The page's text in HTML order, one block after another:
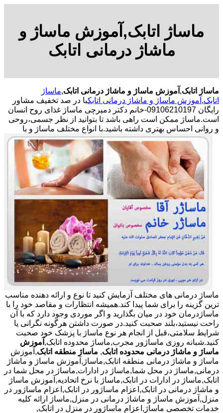
ماساژ اتابک,آموزش ماساژ و
ماشاژ درمانی اتابک
ماساژ اتابک, آموزش ماساژ و ماشاژ درمانی اتابک,ماساژ
اتابک, آموزش ماساژ و ماشاژ درمانی اتابکبا در صد تخفیف مشاور
رایگان 09106210197-خانم دکتر دمیرچی ماساژ غذای روح انسان
است.ماساژ ممکن است راهی باشد تا بتوانید از نظر جسمی،روحی
و روانی احساس بهتری داشته باشید.با انواع مختلف ماساژ و با
ماساژ درمانی های مختلف آزمایش کنید تا نوع و ارائه دهنده مناسب
ترین گزینه را برای شما پیدا کند.همیشه انتظارات و مقاصد خود را با
ماساژدرمان خود در میان بگذارید و اگر موردی وجود دارد که با آن
راحت نیستید،بلند صحبت کنید.در صورت داشتن هرگونه نگرانی یا
شرایط سلامتی،قبل از انجام هر نوع ماساژ با پزشک خود صحبت
کنید.شبانه روزی ماساژور مجرب,ماساژ محدوده اتابک, آموزش
ماساژ و ماشاژ درمانی محدوده اتابک, ماساژ منطقه اتابک,آموزش
ماساژ و ماشاژ درمانی منطقه اتابک,ماساژ,آموزش ماساژ و ماشاژ
درمانی,ماساژ در محل شما,ماساژ در ادارات,ماساژ در محل شما در
اتابک,ماساژ در ادارات در اتابک,ماساژ با نرخ اتحادیه,آموزش ماساژ
و ماشاژ درمانی در اتابک,اعزام ماساژور در اتابک,اعزام ماساژور در
منزل,آموزش ماساژ و ماشاژ درمانی در منزل,ماساژ ارائه کلیه
خدمات تخصصی ماساژ,اعزام ماساژور در منزل در اتابک,